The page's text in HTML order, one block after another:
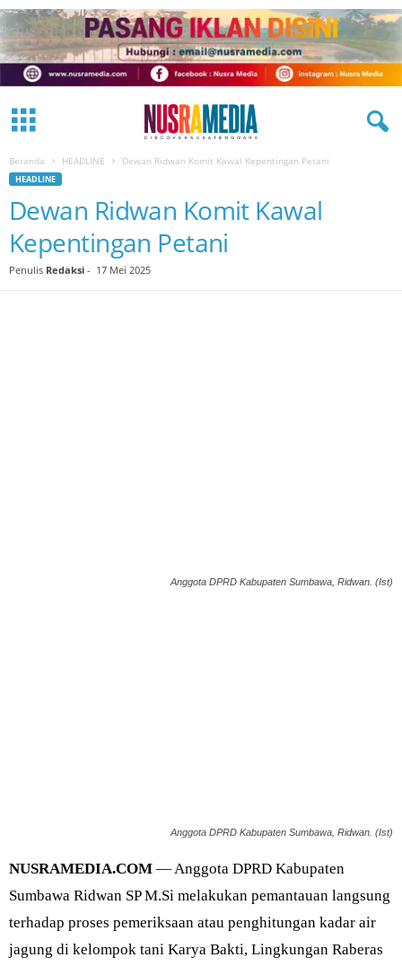
Beranda HEADLINE Dewan Ridwan Komit Kawal Kepentingan Petani
HEADLINE
Dewan Ridwan Komit Kawal
Kepentingan Petani
Penulis Redaksi - 17 Mei 2025
Anggota DPRD Kabupaten Sumbawa, Ridwan. (Ist)
Anggota DPRD Kabupaten Sumbawa, Ridwan. (Ist)
NUSRAMEDIA.COM — Anggota DPRD Kabupaten
Sumbawa Ridwan SP M.Si melakukan pemantauan langsung
terhadap proses pemeriksaan atau penghitungan kadar air
jagung di kelompok tani Karya Bakti, Lingkungan Raberas